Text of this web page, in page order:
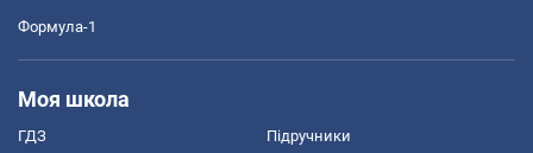
Формула-1
Моя школа
ГДЗ Підручники